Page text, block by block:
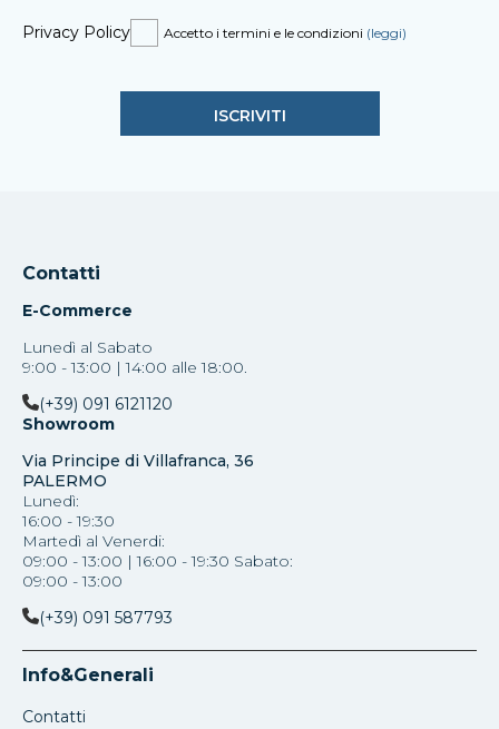
Privacy Policy Accetto i termini e le condizioni (leggi)
Contatti
E-Commerce
Lunedì al Sabato
9:00 - 13:00 | 14:00 alle 18:00.
(+39) 091 6121120
Showroom
Via Principe di Villafranca, 36
PALERMO
Lunedì:
16:00 - 19:30
Martedì al Venerdi:
09:00 - 13:00 | 16:00 - 19:30 Sabato:
09:00 - 13:00
(+39) 091 587793
Info&Generali
Contatti